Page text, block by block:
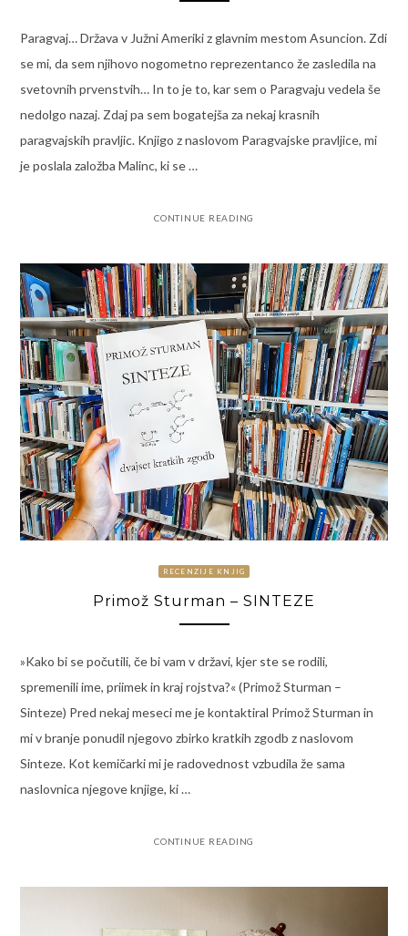
Paragvaj… Država v Južni Ameriki z glavnim mestom Asuncion. Zdi
se mi, da sem njihovo nogometno reprezentanco že zasledila na
svetovnih prvenstvih… In to je to, kar sem o Paragvaju vedela še
nedolgo nazaj. Zdaj pa sem bogatejša za nekaj krasnih
paragvajskih pravljic. Knjigo z naslovom Paragvajske pravljice, mi
je poslala založba Malinc, ki se …
CONTINUE READING
RECENZIJE KNJIG
Primož Sturman – SINTEZE
»Kako bi se počutili, če bi vam v državi, kjer ste se rodili,
spremenili ime, priimek in kraj rojstva?« (Primož Sturman –
Sinteze) Pred nekaj meseci me je kontaktiral Primož Sturman in
mi v branje ponudil njegovo zbirko kratkih zgodb z naslovom
Sinteze. Kot kemičarki mi je radovednost vzbudila že sama
naslovnica njegove knjige, ki …
CONTINUE READING